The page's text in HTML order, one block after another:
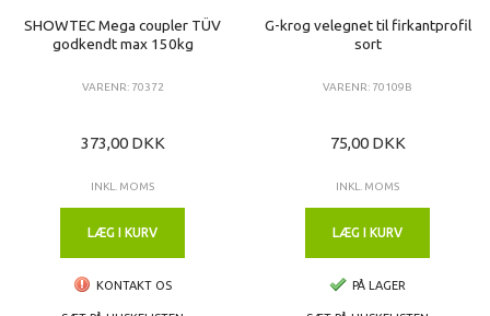
SHOWTEC Mega coupler TÜV
godkendt max 150kg
VARENR: 70372
373,00 DKK
INKL. MOMS
LÆG I KURV
KONTAKT OS
G-krog velegnet til firkantprofil
sort
VARENR: 70109B
75,00 DKK
INKL. MOMS
LÆG I KURV
PÅ LAGER